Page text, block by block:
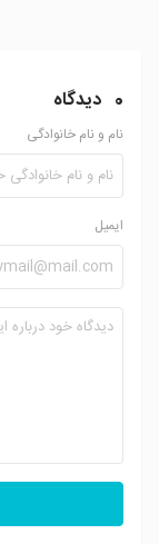
0 دیدگاه
نام و نام خانوادگی
ایمیل